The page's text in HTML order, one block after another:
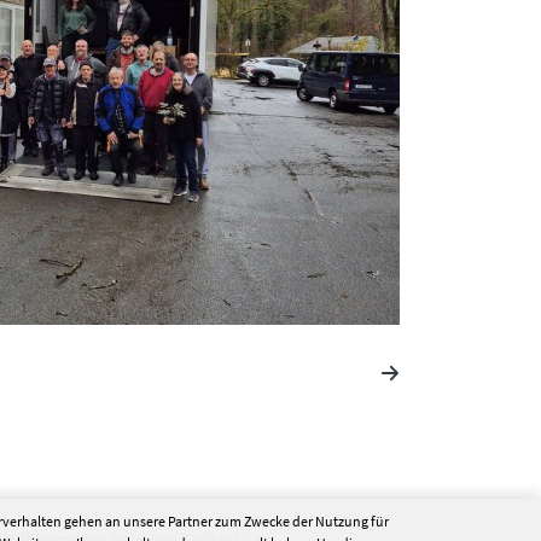
gehen an unsere Partner zum Zwecke der Nutzung für